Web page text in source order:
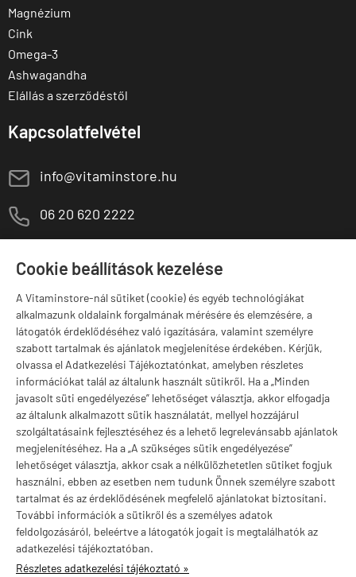
Cookie beállítások kezelése
A Vitaminstore-nál sütiket (cookie) és egyéb technológiákat
alkalmazunk oldalaink forgalmának mérésére és elemzésére, a
látogatók érdeklődéséhez való igazítására, valamint személyre
szabott tartalmak és ajánlatok megjelenítése érdekében. Kérjük,
olvassa el Adatkezelési Tájékoztatónkat, amelyben részletes
információkat talál az általunk használt sütikről. Ha a „Minden
javasolt süti engedélyezése” lehetőséget választja, akkor elfogadja
az általunk alkalmazott sütik használatát, mellyel hozzájárul
szolgáltatásaink fejlesztéséhez és a lehető legrelevánsabb ajánlatok
megjelenítéséhez. Ha a „A szükséges sütik engedélyezése”
lehetőséget választja, akkor csak a nélkülözhetetlen sütiket fogjuk
használni, ebben az esetben nem tudunk Önnek személyre szabott
tartalmat és az érdeklődésének megfelelő ajánlatokat biztosítani.
További információk a sütikről és a személyes adatok
feldolgozásáról, beleértve a látogatók jogait is megtalálhatók az
adatkezelési tájékoztatóban.
Részletes adatkezelési tájékoztató »
Magnézium
Cink
Omega-3
Ashwagandha
Elállás a szerződéstől
Kapcsolatfelvétel
E info@vitaminstore.hu
M 06 20 620 2222
Szugló u. 83-85.
Márkák
Valuta választás